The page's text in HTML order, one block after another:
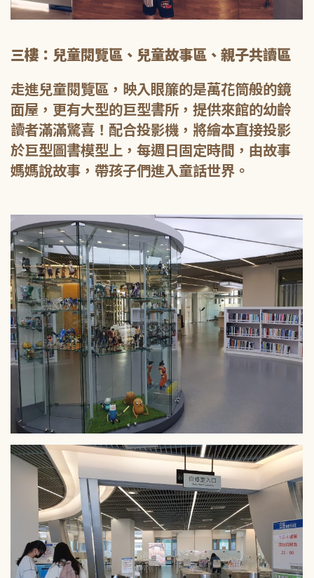
三樓：兒童閱覽區、兒童故事區、親子共讀區
走進兒童閱覽區，映入眼簾的是萬花筒般的鏡
面屋，更有大型的巨型書所，提供來館的幼齡
讀者滿滿驚喜！配合投影機，將繪本直接投影
於巨型圖書模型上，每週日固定時間，由故事
媽媽說故事，帶孩子們進入童話世界。